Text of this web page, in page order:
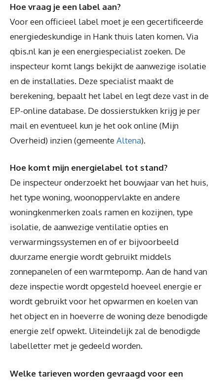
Hoe vraag je een label aan?
Voor een officieel label moet je een gecertificeerde
energiedeskundige in Hank thuis laten komen. Via
qbis.nl kan je een energiespecialist zoeken. De
inspecteur komt langs bekijkt de aanwezige isolatie
en de installaties. Deze specialist maakt de
berekening, bepaalt het label en legt deze vast in de
EP-online database. De dossierstukken krijg je per
mail en eventueel kun je het ook online (Mijn
Overheid) inzien (gemeenteAltena).
Hoe komt mijn energielabel tot stand?
De inspecteur onderzoekt het bouwjaar van het huis,
het type woning, woonoppervlakte en andere
woningkenmerken zoals ramen en kozijnen, type
isolatie, de aanwezige ventilatie opties en
verwarmingssystemen en of er bijvoorbeeld
duurzame energie wordt gebruikt middels
zonnepanelen of een warmtepomp. Aan de hand van
deze inspectie wordt opgesteld hoeveel energie er
wordt gebruikt voor het opwarmen en koelen van
het object en in hoeverre de woning deze benodigde
energie zelf opwekt. Uiteindelijk zal de benodigde
labelletter met je gedeeld worden.
Welke tarieven worden gevraagd voor een